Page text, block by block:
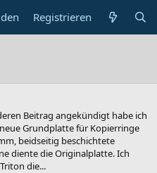
Registrieren
Beitrag angekündigt habe ich
Grundplatte für Kopierringe
beidseitig beschichtete
diente die Originalplatte. Ich
die...